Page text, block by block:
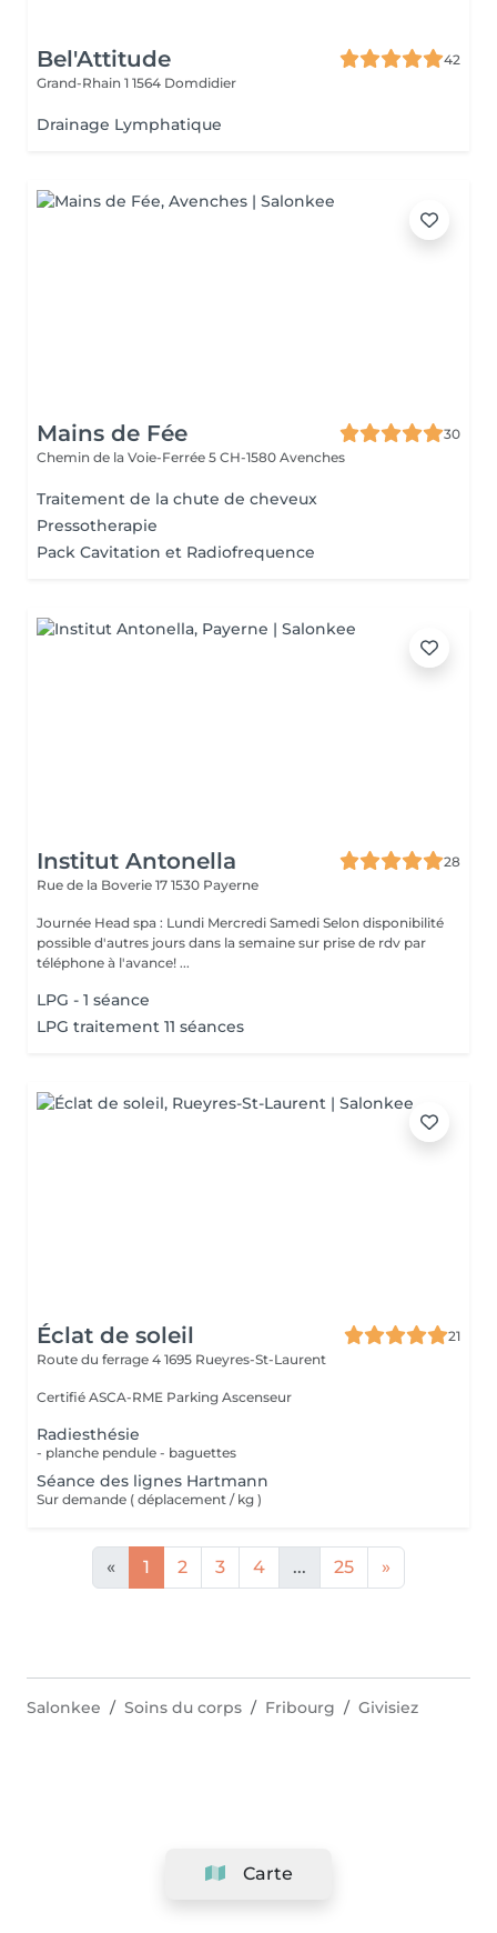
Bel'Attitude
42
Grand-Rhain 1 1564 Domdidier
Drainage Lymphatique
Mains de Fée
30
Chemin de la Voie-Ferrée 5 CH-1580 Avenches
Traitement de la chute de cheveux
Pressotherapie
Pack Cavitation et Radiofrequence
Institut Antonella
28
Rue de la Boverie 17 1530 Payerne
Journée Head spa : Lundi Mercredi Samedi Selon disponibilité
possible d'autres jours dans la semaine sur prise de rdv par
téléphone à l'avance! ...
LPG - 1 séance
LPG traitement 11 séances
Éclat de soleil
21
Route du ferrage 4 1695 Rueyres-St-Laurent
Certifié ASCA-RME Parking Ascenseur
Radiesthésie
- planche pendule - baguettes
Séance des lignes Hartmann
Sur demande ( déplacement / kg )
« 1 2 3 4 ... 25 »
Carte
Salonkee Soins du corps Fribourg Givisiez